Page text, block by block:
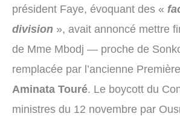
président Faye, évoquant des «
division », avait annoncé mettre
de Mme Mbodj — proche de
remplacée par l’ancienne
Aminata Touré. Le boycott du
ministres du 12 novembre par